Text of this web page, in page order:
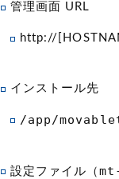
管理画面 URL
http://
インストール先
/app/
設定ファイル（